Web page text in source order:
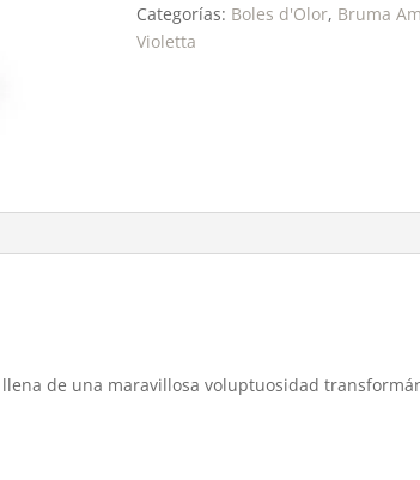
cantidad
Categorías: Boles d'Olor, Bruma
Violetta
de una maravillosa voluptuosidad